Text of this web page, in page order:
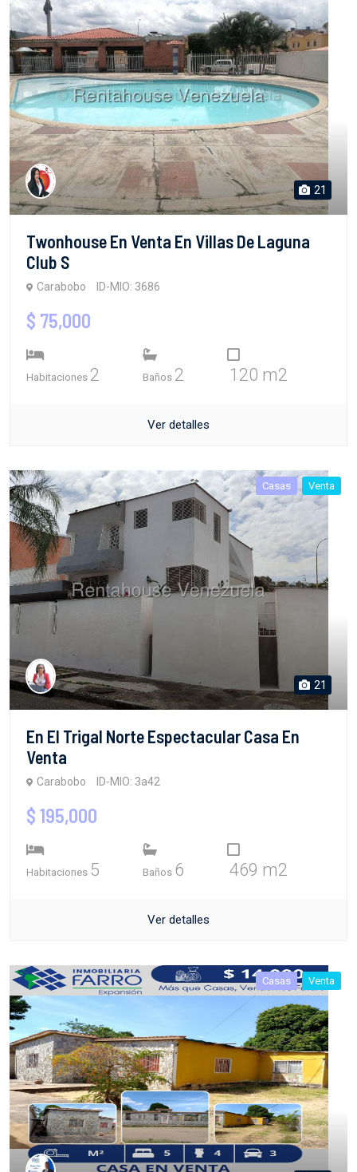
21
Twonhouse En Venta En Villas De Laguna
Club S
Carabobo ID-MIO: 3686
$ 75,000
Habitaciones 2 Baños 2 120 m2
Ver detalles
Casas Venta
21
En El Trigal Norte Espectacular Casa En
Venta
Carabobo ID-MIO: 3a42
$ 195,000
Habitaciones 5 Baños 6 469 m2
Ver detalles
Casas Venta